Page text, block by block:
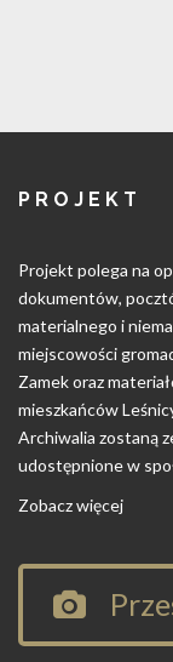
PROJEKT
Projekt polega na
dokumentów,
materialnego i
miejscowości
Zamek oraz
mieszkańców
Archiwalia zostaną
udostępnione w
Zobacz więcej